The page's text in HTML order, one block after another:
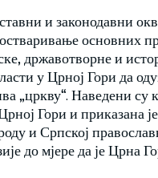
и законодавни
основних
државотворне и
у Црној Гори да
„цркву“. Наведени су
Гори и приказана
и Српској
до мјере да је Црна